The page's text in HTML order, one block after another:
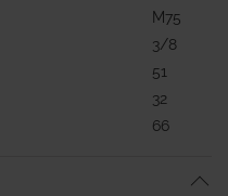
M75
3/8
51
32
66